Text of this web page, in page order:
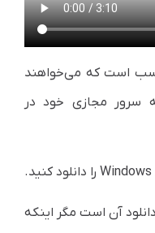
است که می‌خواهند
سرور مجازی خود در
آن است مگر اینکه